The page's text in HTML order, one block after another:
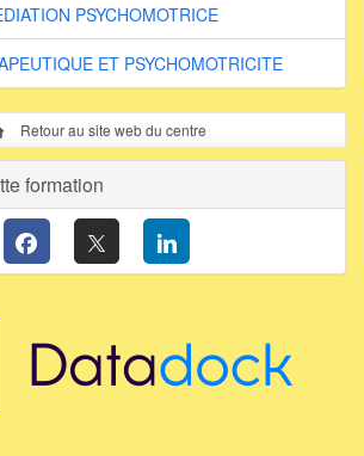
PSYCHOMOTRICE
ET PSYCHOMOTRICITE
Retour au site web du centre
formation